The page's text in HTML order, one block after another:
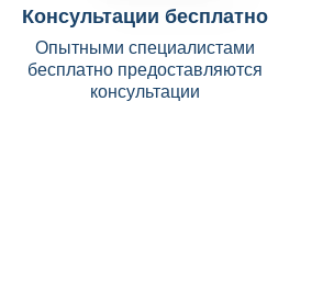
Консультации бесплатно
Опытными специалистами
бесплатно предоставляются
консультации